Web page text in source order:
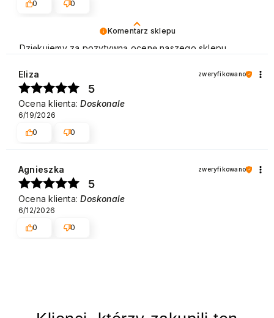
Komentarz sklepu
Dziękujemy za pozytywną ocenę naszego sklepu.
0 0
Eliza zweryfikowano
5
Ocena klienta:Doskonale
6/19/2026
0
0
Agnieszka zweryfikowano
5
Ocena klienta:Doskonale
6/12/2026
0
0